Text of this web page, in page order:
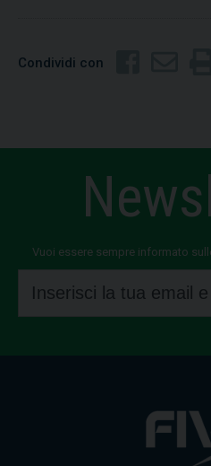
Condividi con
Vuoi essere sempre informato